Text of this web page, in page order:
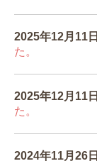
2025年12月11
た。
2025年12月11
た。
2024年11月26日